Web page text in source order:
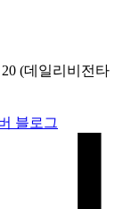
(데일리비전타
블로그